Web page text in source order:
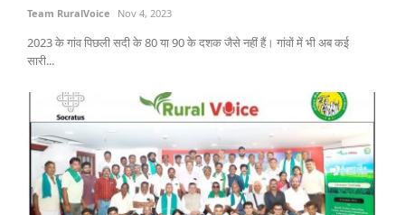
Agritech
Cooperatives
International
Rural Dialogue
Team RuralVoice Nov 4, 2023
2023 के गांव पिछली सदी के 80 या 90 के दशक जैसे नहीं हैं। गांवों में भी अब कई
सारी...